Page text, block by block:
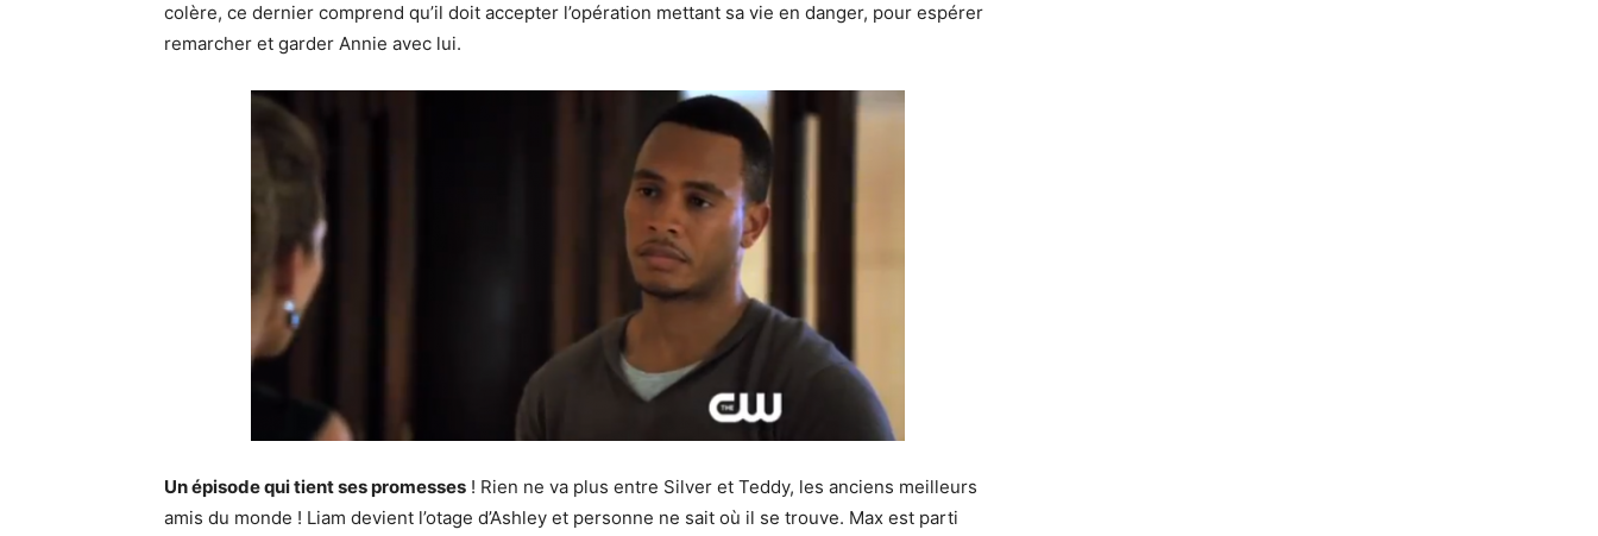
colère, ce dernier comprend qu’il doit accepter l’opération mettant sa vie en danger, pour espérer
remarcher et garder Annie avec lui.
Un épisode qui tient ses promesses ! Rien ne va plus entre Silver et Teddy, les anciens meilleurs
amis du monde ! Liam devient l’otage d’Ashley et personne ne sait où il se trouve. Max est parti